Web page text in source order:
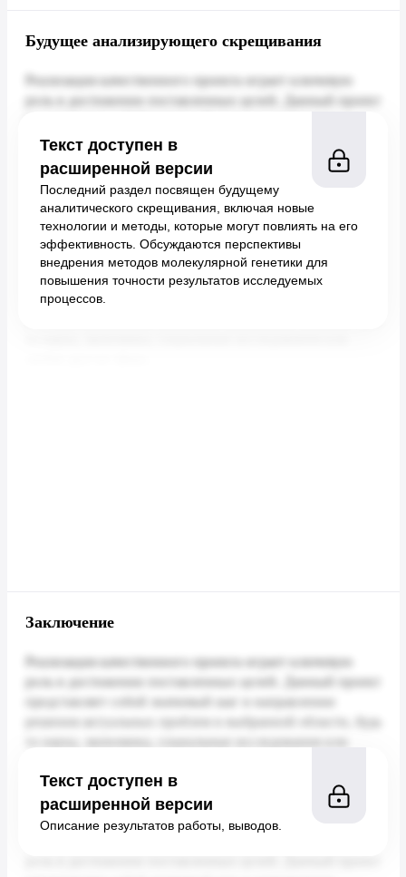
Будущее анализирующего скрещивания
Текст доступен в
расширенной версии
Последний раздел посвящен будущему
аналитического скрещивания, включая новые
технологии и методы, которые могут повлиять на его
эффективность. Обсуждаются перспективы
внедрения методов молекулярной генетики для
повышения точности результатов исследуемых
процессов.
Заключение
Текст доступен в
расширенной версии
Описание результатов работы, выводов.